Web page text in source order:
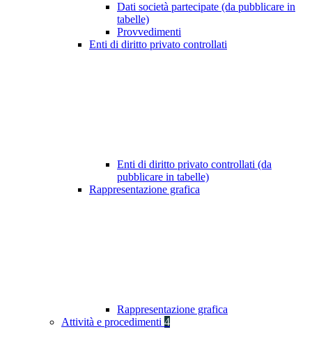
Dati società partecipate (da pubblicare in
tabelle)
Provvedimenti
Enti di diritto privato controllati
Enti di diritto privato controllati (da
pubblicare in tabelle)
Rappresentazione grafica
Rappresentazione grafica
Attività e procedimenti 4